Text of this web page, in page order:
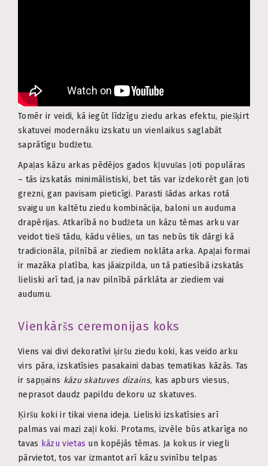
Tomēr ir veidi, kā iegūt līdzīgu ziedu arkas efektu, piešķirt
skatuvei modernāku izskatu un vienlaikus saglabāt
saprātīgu budžetu.
Apaļas kāzu arkas pēdējos gados kļuvušas ļoti populāras
– tās izskatās minimālistiski, bet tās var izdekorēt gan ļoti
grezni, gan pavisam pieticīgi. Parasti šādas arkas rotā
svaigu un kaltētu ziedu kombinācija, baloni un auduma
drapērijas. Atkarībā no budžeta un kāzu tēmas arku var
veidot tieši tādu, kādu vēlies, un tas nebūs tik dārgi kā
tradicionāla, pilnībā ar ziediem noklāta arka. Apaļai formai
ir mazāka platība, kas jāaizpilda, un tā patiesībā izskatās
lieliski arī tad, ja nav pilnībā pārklāta ar ziediem vai
audumu.
Vienkāršs ceremonijas koks
Viens vai divi dekoratīvi ķiršu ziedu koki, kas veido arku
virs pāra, izskatīsies pasakaini dabas tematikas kāzās. Tas
ir sapņains kāzu skatuves dizains, kas apburs viesus,
neprasot daudz papildu dekoru uz skatuves.
Ķiršu koki ir tikai viena ideja. Lieliski izskatīsies arī
palmas vai mazi zaļi koki. Protams, izvēle būs atkarīga no
tavas kāzu vietas un kopējās tēmas. Ja kokus ir viegli
pārvietot, tos var izmantot arī kāzu svinību telpas